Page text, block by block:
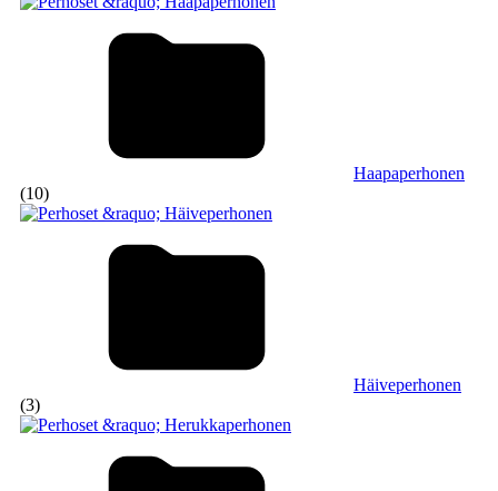
Haapaperhonen
(10)
Häiveperhonen
(3)